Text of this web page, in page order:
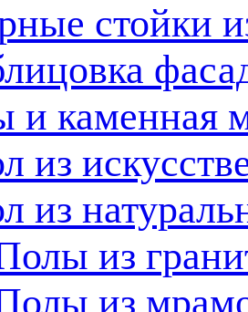
стойки
и каменная
из
из
из
из